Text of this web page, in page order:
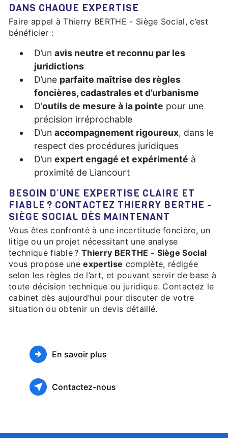
DANS CHAQUE EXPERTISE
Faire appel à Thierry BERTHE - Siège Social, c’est
bénéficier :
D’un avis neutre et reconnu par les
juridictions
D’une parfaite maîtrise des règles
foncières, cadastrales et d’urbanisme
D’outils de mesure à la pointe pour une
précision irréprochable
D’un accompagnement rigoureux, dans le
respect des procédures juridiques
D’un expert engagé et expérimenté à
proximité de Liancourt
BESOIN D’UNE EXPERTISE CLAIRE ET
FIABLE ? CONTACTEZ THIERRY BERTHE -
SIÈGE SOCIAL DÈS MAINTENANT
Vous êtes confronté à une incertitude foncière, un
litige ou un projet nécessitant une analyse
technique fiable ?Thierry BERTHE - Siège Social
vous propose uneexpertise complète, rédigée
selon les règles de l’art, et pouvant servir de base à
toute décision technique ou juridique. Contactez le
cabinet dès aujourd’hui pour discuter de votre
situation ou obtenir un devis détaillé.
En savoir plus
Contactez-nous